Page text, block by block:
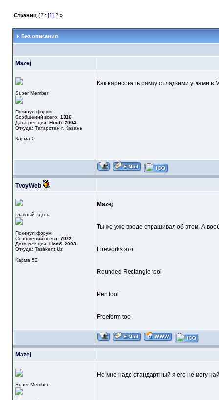
Страниц (2): [1] 2 »
Без описания
Mazej
Super Member
Покинул форум
Сообщений всего: 1316
Дата рег-ции: Нояб. 2004
Откуда: Татарстан г. Казань
Карма 0
Как нарисовать рамку с гладкими углами в
TvoyWeb
Главный здесь
Покинул форум
Сообщений всего: 7072
Дата рег-ции: Нояб. 2003
Откуда: Tashkent Uz
Карма 52
Mazej
Ты же уже вроде спрашивал об этом. А
Fireworks это
Rounded Rectangle tool
Pen tool
Freeform tool
Mazej
Super Member
Не мне надо стандартный я его не могу